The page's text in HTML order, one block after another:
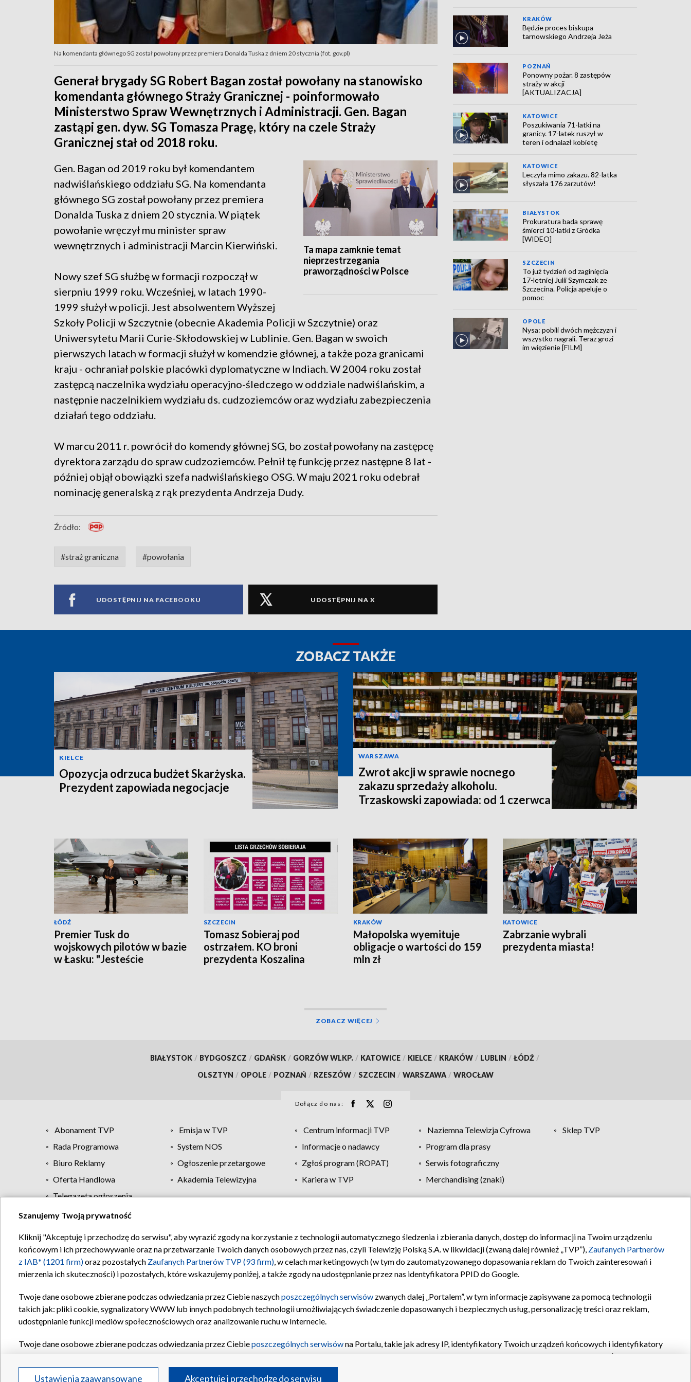
Na komendanta głównego SG został powołany przez premiera Donalda Tuska z dniem 20 stycznia (fot. gov.pl)
Generał brygady SG Robert Bagan został powołany na stanowisko
komendanta głównego Straży Granicznej - poinformowało
Ministerstwo Spraw Wewnętrznych i Administracji. Gen. Bagan
zastąpi gen. dyw. SG Tomasza Pragę, który na czele Straży
Granicznej stał od 2018 roku.
Ta mapa zamknie temat
nieprzestrzegania
praworządności w Polsce
Gen. Bagan od 2019 roku był komendantem
nadwiślańskiego oddziału SG. Na komendanta
głównego SG został powołany przez premiera
Donalda Tuska z dniem 20 stycznia. W piątek
powołanie wręczył mu minister spraw
wewnętrznych i administracji Marcin Kierwiński.
Nowy szef SG służbę w formacji rozpoczął w
sierpniu 1999 roku. Wcześniej, w latach 1990-
1999 służył w policji. Jest absolwentem Wyższej
Szkoły Policji w Szczytnie (obecnie Akademia Policji w Szczytnie) oraz
Uniwersytetu Marii Curie-Skłodowskiej w Lublinie. Gen. Bagan w swoich
pierwszych latach w formacji służył w komendzie głównej, a także poza granicami
kraju - ochraniał polskie placówki dyplomatyczne w Indiach. W 2004 roku został
zastępcą naczelnika wydziału operacyjno-śledczego w oddziale nadwiślańskim, a
następnie naczelnikiem wydziału ds. cudzoziemców oraz wydziału zabezpieczenia
działań tego oddziału.
W marcu 2011 r. powrócił do komendy głównej SG, bo został powołany na zastępcę
dyrektora zarządu do spraw cudzoziemców. Pełnił tę funkcję przez następne 8 lat -
później objął obowiązki szefa nadwiślańskiego OSG. W maju 2021 roku odebrał
nominację generalską z rąk prezydenta Andrzeja Dudy.
Źródło:
#straż graniczna #powołania
UDOSTĘPNIJ NA FACEBOOKU UDOSTĘPNIJ NA X
KRAKÓW
Będzie proces biskupa
tarnowskiego Andrzeja Jeża
POZNAŃ
Ponowny pożar. 8 zastępów
straży w akcji
[AKTUALIZACJA]
KATOWICE
Poszukiwania 71-latki na
granicy. 17-latek ruszył w
teren i odnalazł kobietę
KATOWICE
Leczyła mimo zakazu. 82-latka
słyszała 176 zarzutów!
BIAŁYSTOK
Prokuratura bada sprawę
śmierci 10-latki z Gródka
[WIDEO]
SZCZECIN
To już tydzień od zaginięcia
17-letniej Julii Szymczak ze
Szczecina. Policja apeluje o
pomoc
OPOLE
Nysa: pobili dwóch mężczyzn i
wszystko nagrali. Teraz grozi
im więzienie [FILM]
ZOBACZ TAKŻE
KIELCE
Opozycja odrzuca budżet Skarżyska.
Prezydent zapowiada negocjacje
WARSZAWA
Zwrot akcji w sprawie nocnego
zakazu sprzedaży alkoholu.
Trzaskowski zapowiada: od 1 czerwca
ŁÓDŹ
Premier Tusk do
wojskowych pilotów w bazie
w Łasku: "Jesteście
SZCZECIN
Tomasz Sobieraj pod
ostrzałem. KO broni
prezydenta Koszalina
KRAKÓW
Małopolska wyemituje
obligacje o wartości do 159
mln zł
KATOWICE
Zabrzanie wybrali
prezydenta miasta!
ZOBACZ WIĘCEJ
BIAŁYSTOK / BYDGOSZCZ / GDAŃSK / GORZÓW WLKP. / KATOWICE / KIELCE / KRAKÓW / LUBLIN / ŁÓDŹ /
OLSZTYN / OPOLE / POZNAŃ / RZESZÓW / SZCZECIN / WARSZAWA / WROCŁAW
Dołącz do nas:
Abonament TVP Emisja w TVP Centrum informacji TVP Naziemna Telewizja Cyfrowa
Sklep TVP
Rada Programowa
System NOS Informacje o nadawcy
Program dla prasy
Biuro Reklamy
Ogłoszenie przetargowe Zgłoś program (ROPAT)
Serwis fotograficzny
Oferta Handlowa
Akademia Telewizyjna Kariera w TVP
Merchandising (znaki)
Telegazeta ogłoszenia
Regulamin TVP Polityka prywatności Moje zgody Pomoc Biuro reklamy Kontakt
Szanujemy Twoją prywatność
Kliknij "Akceptuję i przechodzę do serwisu", aby wyrazić zgody na korzystanie z technologii automatycznego śledzenia i zbierania danych, dostęp do informacji na Twoim urządzeniu
końcowym i ich przechowywanie oraz na przetwarzanie Twoich danych osobowych przez nas, czyli Telewizję Polską S.A. w likwidacji (zwaną dalej również „TVP”), Zaufanych Partnerów
z IAB* (1201 firm)oraz pozostałych Zaufanych Partnerów TVP (93 firm), w celach marketingowych (w tym do zautomatyzowanego dopasowania reklam do Twoich zainteresowań i
mierzenia ich skuteczności) i pozostałych, które wskazujemy poniżej, a także zgody na udostępnianie przez nas identyfikatora PPID do Google.
Twoje dane osobowe zbierane podczas odwiedzania przez Ciebie naszychposzczególnych serwisów zwanych dalej „Portalem”, w tym informacje zapisywane za pomocą technologii
takich jak: pliki cookie, sygnalizatory WWW lub innych podobnych technologii umożliwiających świadczenie dopasowanych i bezpiecznych usług, personalizację treści oraz reklam,
udostępnianie funkcji mediów społecznościowych oraz analizowanie ruchu w Internecie.
Twoje dane osobowe zbierane podczas odwiedzania przez Ciebieposzczególnych serwisówna Portalu, takie jak adresy IP, identyfikatory Twoich urządzeń końcowych i identyfikatory
oraz pozostałych
Partnerów TVPdla realizacji następujących celów i funkcji: przechowywania informacji na urządzeniu lub dostęp do nich, wyboru podstawowych reklam, wyboru spersonalizowanych
Ustawienia zaawansowane Akceptuję i przechodzę do serwisu